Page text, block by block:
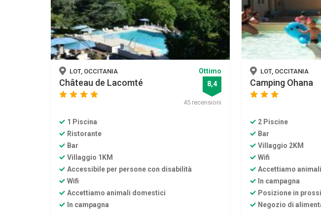
LOT, OCCITANIA
Château de Lacomté
starstarstarstar
Ottimo
8,4
45 recensioni
1 Piscina
Ristorante
Bar
Villaggio 1KM
Accessibile per persone con disabilità
Wifi
Accettiamo animali domestici
In campagna
LOT, OCCITANIA
Camping Ohana
starstar
2 Piscine
Bar
Villaggio 2KM
Wifi
Accettiamo
In campagna
Posizione in
Negozio di